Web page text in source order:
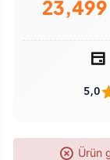
23,499
5,0
Ürün